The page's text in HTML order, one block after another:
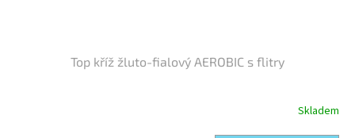
Top kříž žluto-fialový AEROBIC s flitry
Skladem